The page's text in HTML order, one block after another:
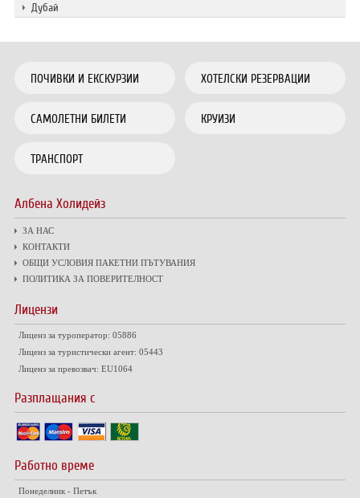
Дубай
ПОЧИВКИ И ЕКСКУРЗИИ ХОТЕЛСКИ РЕЗЕРВАЦИИ
САМОЛЕТНИ БИЛЕТИ КРУИЗИ
ТРАНСПОРТ
Албена Холидейз
ЗА НАС
КОНТАКТИ
ОБЩИ УСЛОВИЯ ПАКЕТНИ ПЪТУВАНИЯ
ПОЛИТИКА ЗА ПОВЕРИТЕЛНОСТ
Лицензи
Лиценз за туроператор: 05886
Лиценз за туристически агент: 05443
Лиценз за превозвач: EU1064
Разплащания с
Работно време
Понеделник - Петък